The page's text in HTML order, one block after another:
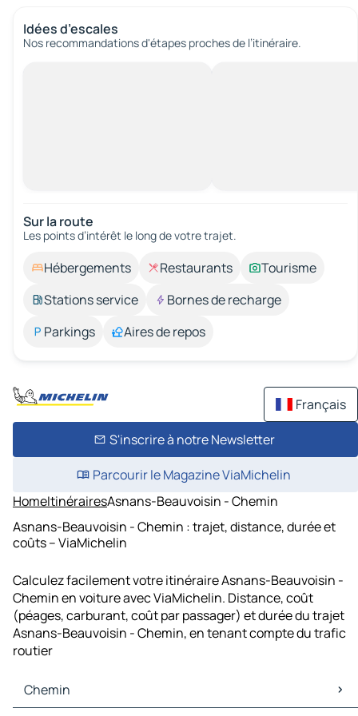
Idées d’escales
Nos recommandations d'étapes proches de l’itinéraire.
Sur la route
Les points d’intérêt le long de votre trajet.
Hébergements Restaurants
Tourisme
Stations service
Bornes de recharge
Parkings
Aires de repos
Français
S'inscrire à notre Newsletter
Parcourir le Magazine ViaMichelin
HomeItinérairesAsnans-Beauvoisin - Chemin
Asnans-Beauvoisin - Chemin : trajet, distance, durée et
coûts – ViaMichelin
Calculez facilement votre itinéraire Asnans-Beauvoisin -
Chemin en voiture avec ViaMichelin. Distance, coût
(péages, carburant, coût par passager) et durée du trajet
Asnans-Beauvoisin - Chemin, en tenant compte du trafic
routier
Chemin